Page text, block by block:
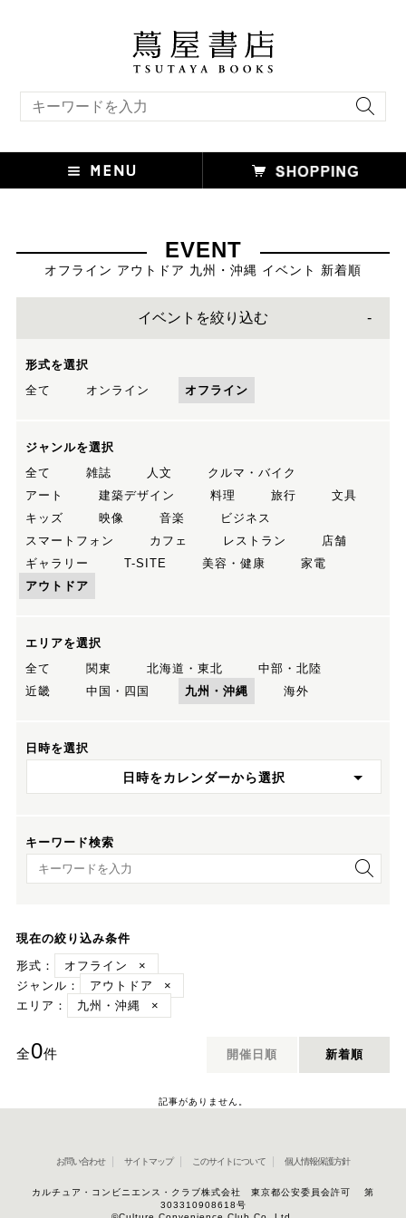
EVENT
オフライン アウトドア 九州・沖縄 イベント 新着順
イベントを絞り込む
形式を選択
全て
オンライン オフライン
ジャンルを選択
全て
雑誌 人文
クルマ・バイク
アート
建築デザイン 料理 旅行
文具
キッズ
映像 音楽
ビジネス
スマートフォン
カフェ レストラン
店舗
ギャラリー
T-SITE 美容・健康
家電
アウトドア
エリアを選択
全て
関東 北海道・東北
中部・北陸
近畿
中国・四国 九州・沖縄 海外
日時を選択
日時をカレンダーから選択
キーワード検索
キーワード検索
現在の絞り込み条件
形式：
オフライン
×
ジャンル：
アウトドア
×
エリア：
九州・沖縄 ×
全0件 開催日順 新着順
記事がありません。
お問い合わせ サイトマップ このサイトについて 個人情報保護方針
カルチュア・コンビニエンス・クラブ株式会社 東京都公安委員会許可 第
303310908618号